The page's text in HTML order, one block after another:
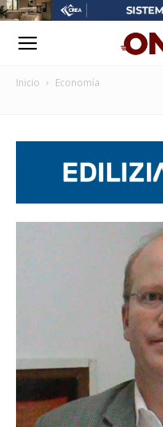
Inicio Economía